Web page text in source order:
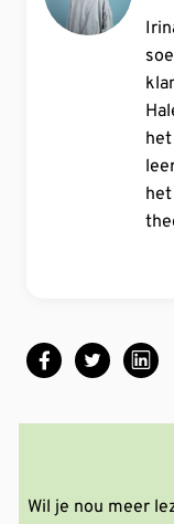
Wil je nou meer